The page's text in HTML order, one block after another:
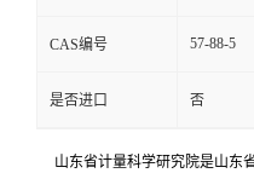
CAS编号 57-88-5
是否进口 否
山东省计量科学研究院是山东